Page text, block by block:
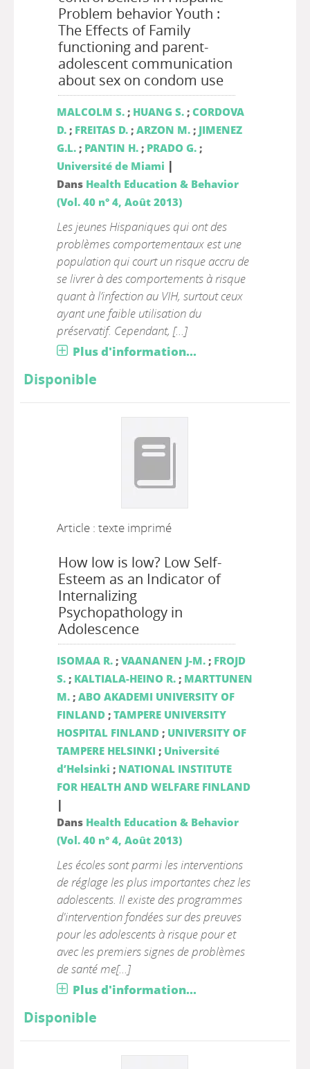
Problem behavior Youth :
The Effects of Family
functioning and parent-
adolescent communication
about sex on condom use
MALCOLM S.; HUANG S.; CORDOVA
D.; FREITAS D.; ARZON M.; JIMENEZ
G.L.; PANTIN H.; PRADO G.;
Université de Miami |
Dans Health Education & Behavior
(Vol. 40 n° 4, Août 2013)
Les jeunes Hispaniques qui ont des
problèmes comportementaux est une
population qui court un risque accru de
se livrer à des comportements à risque
quant à l’infection au VIH, surtout ceux
ayant une faible utilisation du
préservatif. Cependant, [...]
Plus d'information...
Disponible
Article : texte imprimé
How low is low? Low Self-
Esteem as an Indicator of
Internalizing
Psychopathology in
Adolescence
ISOMAA R.; VAANANEN J-M.; FROJD
S.; KALTIALA-HEINO R.; MARTTUNEN
M.; ABO AKADEMI UNIVERSITY OF
FINLAND; TAMPERE UNIVERSITY
HOSPITAL FINLAND; UNIVERSITY OF
TAMPERE HELSINKI ; Université
d’Helsinki ; NATIONAL INSTITUTE
FOR HEALTH AND WELFARE FINLAND
|
Dans Health Education & Behavior
(Vol. 40 n° 4, Août 2013)
Les écoles sont parmi les interventions
de réglage les plus importantes chez les
adolescents. Il existe des programmes
d'intervention fondées sur des preuves
pour les adolescents à risque pour et
avec les premiers signes de problèmes
de santé me[...]
Plus d'information...
Disponible